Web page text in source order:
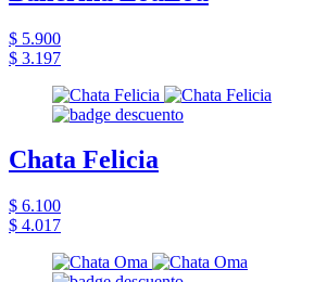
$ 5.900
$ 3.197
Chata Felicia
$ 6.100
$ 4.017